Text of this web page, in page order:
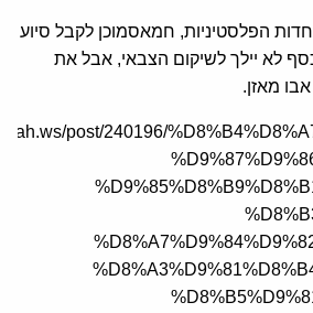
הפלסטיניות, חמאסמוכן לקבל סיוע
לא יילך לשיקום הצבאי, אבל את
אבו מאזן.
post/240196/